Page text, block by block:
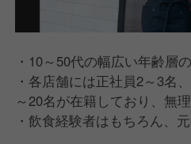
・10～50代の幅広い年齢層
・各店舗には正社員2～3名
～20名が在籍しており、無
・飲食経験者はもちろん、